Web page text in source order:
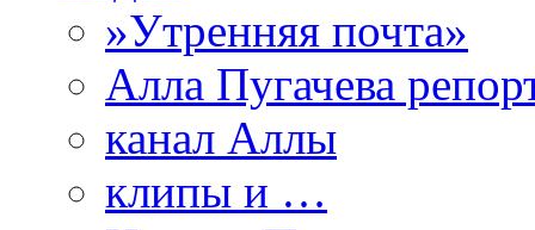
»Утренняя почта»
Алла Пугачева
канал Аллы
клипы и …